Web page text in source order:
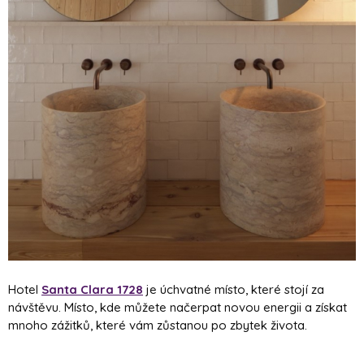
Hotel Santa Clara 1728 je úchvatné místo, které stojí za
návštěvu. Místo, kde můžete načerpat novou energii a získat
mnoho zážitků, které vám zůstanou po zbytek života.